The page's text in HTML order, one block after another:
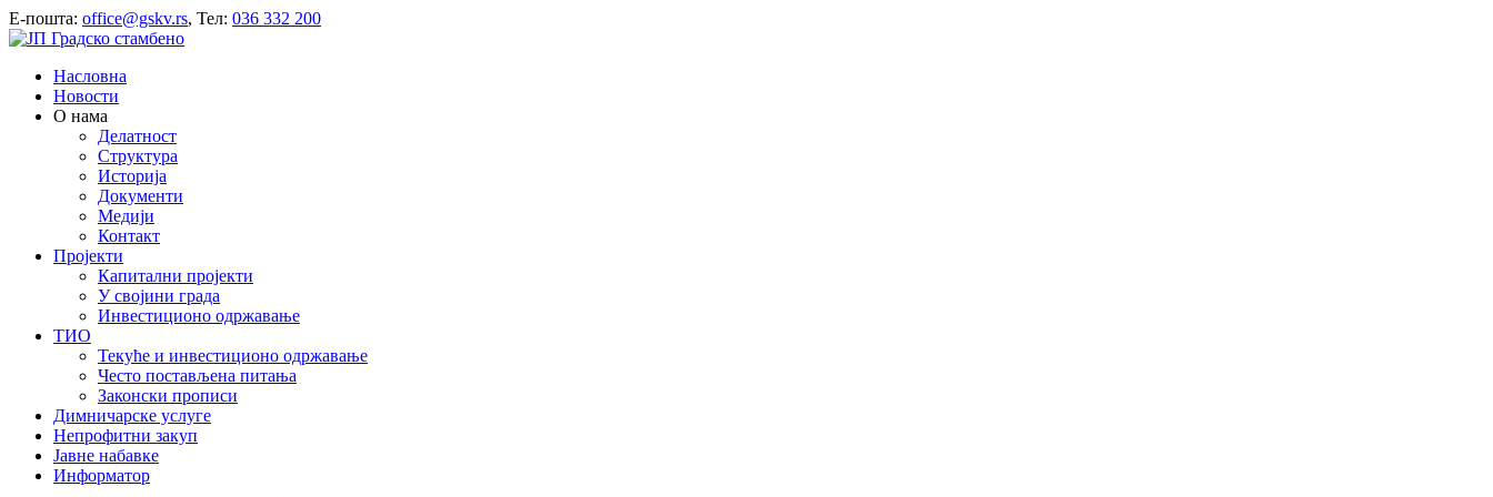
E-пошта: office@gskv.rs, Тел: 036 332 200
Насловна
Новости
О нама
Делатност
Структура
Историја
Документи
Медији
Контакт
Пројекти
Капитални пројекти
У својини града
Инвестиционо одржавање
ТИО
Текуће и инвестиционо одржавање
Често постављена питања
Законски прописи
Димничарске услуге
Непрофитни закуп
Јавне набавке
Информатор